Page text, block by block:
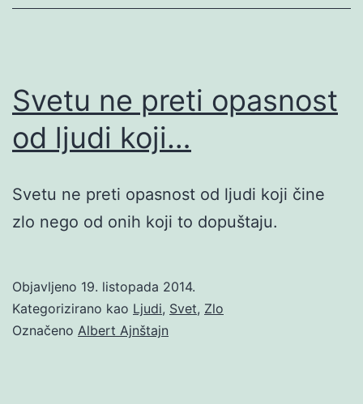
Svetu ne preti opasnost
od ljudi koji…
Svetu ne preti opasnost od ljudi koji čine
zlo nego od onih koji to dopuštaju.
Objavljeno 19. listopada 2014.
Kategorizirano kao Ljudi, Svet, Zlo
Označeno Albert Ajnštajn